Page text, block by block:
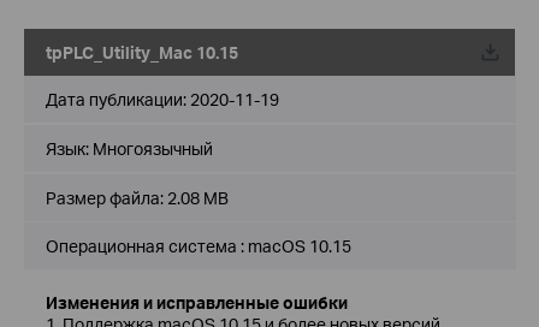
tpPLC_Utility_Mac 10.15
Дата публикации: 2020-11-19
Язык: Многоязычный
Размер файла: 2.08 MB
Операционная система : macOS 10.15
Изменения и исправленные ошибки